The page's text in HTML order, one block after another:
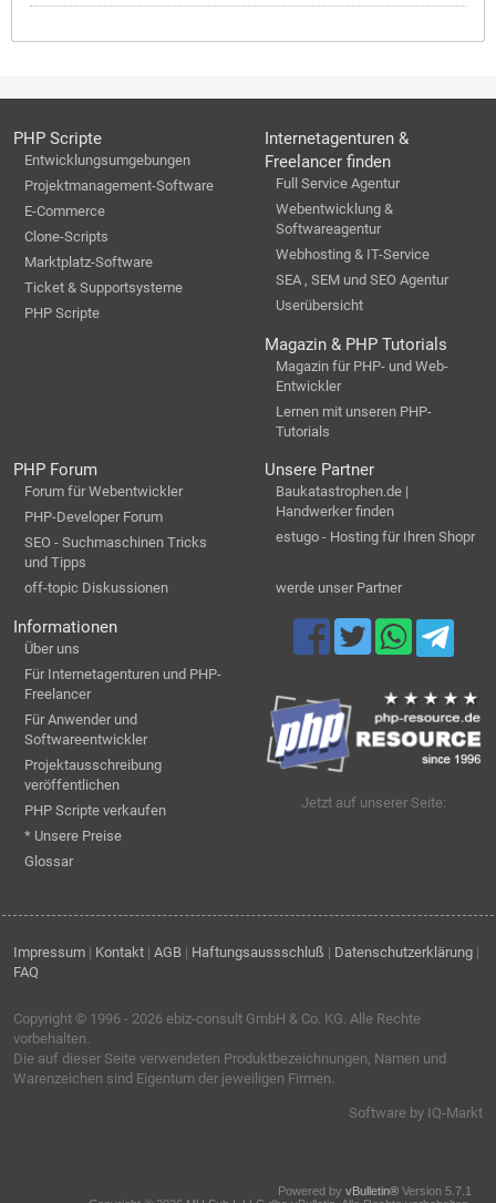
PHP Scripte
Entwicklungsumgebungen
Projektmanagement-Software
E-Commerce
Clone-Scripts
Marktplatz-Software
Ticket & Supportsysteme
PHP Scripte
Internetagenturen &
Freelancer finden
Full Service Agentur
Webentwicklung &
Softwareagentur
Webhosting & IT-Service
SEA , SEM und SEO Agentur
Userübersicht
Magazin & PHP Tutorials
Magazin für PHP- und Web-
Entwickler
Lernen mit unseren PHP-
Tutorials
PHP Forum
Forum für Webentwickler
PHP-Developer Forum
SEO - Suchmaschinen Tricks
und Tipps
off-topic Diskussionen
Unsere Partner
Baukatastrophen.de |
Handwerker finden
estugo - Hosting für Ihren Shopr
werde unser Partner
Informationen
Über uns
Für Internetagenturen und PHP-
Freelancer
Für Anwender und
Softwareentwickler
Projektausschreibung
veröffentlichen
PHP Scripte verkaufen
* Unsere Preise
Glossar
Jetzt auf unserer Seite:
Impressum | Kontakt | AGB | Haftungsaussschluß | Datenschutzerklärung |
FAQ
Copyright © 1996 - 2026 ebiz-consult GmbH & Co. KG. Alle Rechte
vorbehalten.
Die auf dieser Seite verwendeten Produktbezeichnungen, Namen und
Warenzeichen sind Eigentum der jeweiligen Firmen.
Software by IQ-Markt
Powered by vBulletin® Version 5.7.1